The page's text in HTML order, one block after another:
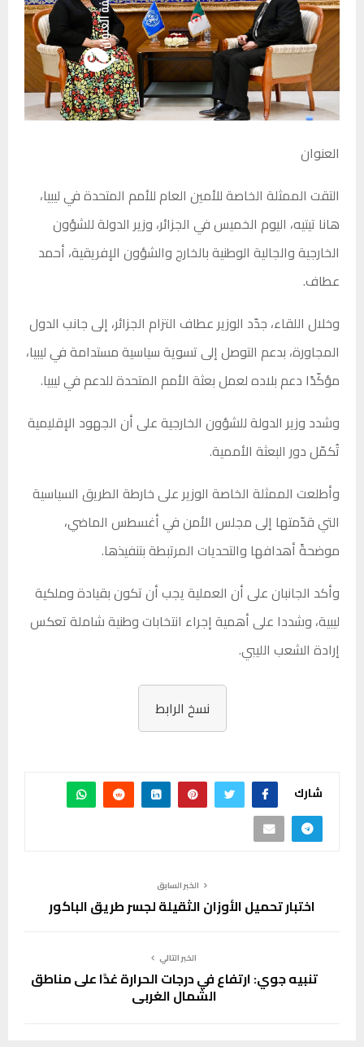
العنوان
التقت الممثلة الخاصة للأمين العام للأمم المتحدة في ليبيا،
هانا تيتيه، اليوم الخميس في الجزائر، وزير الدولة للشؤون
الخارجية والجالية الوطنية بالخارج والشؤون الإفريقية، أحمد
عطاف.
وخلال اللقاء، جدّد الوزير عطاف التزام الجزائر، إلى جانب الدول
المجاورة، بدعم التوصل إلى تسوية سياسية مستدامة في ليبيا،
مؤكّدًا دعم بلاده لعمل بعثة الأمم المتحدة للدعم في ليبيا.
وشدد وزير الدولة للشؤون الخارجية على أن الجهود الإقليمية
تُكمّل دور البعثة الأممية.
وأطلعت الممثلة الخاصة الوزير على خارطة الطريق السياسية
التي قدّمتها إلى مجلس الأمن في أغسطس الماضي،
موضحةً أهدافها والتحديات المرتبطة بتنفيذها.
وأكد الجانبان على أن العملية يجب أن تكون بقيادة وملكية
ليبية، وشددا على أهمية إجراء انتخابات وطنية شاملة تعكس
إرادة الشعب الليبي.
نسخ الرابط
شارك
الخبر السابق
اختبار تحميل الأوزان الثقيلة لجسر طريق الباكور
الخبر التالي
تنبيه جوي: ارتفاع في درجات الحرارة غدًا على مناطق
الشمال الغربي